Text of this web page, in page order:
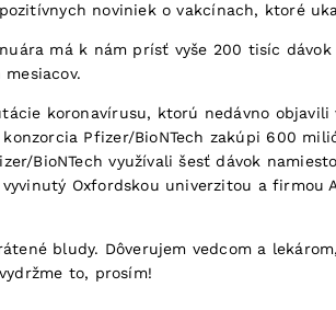
noviniek o vakcínach, ktoré
má k nám prísť vyše 200 tisíc
koronavírusu, ktorú nedávno
Pfizer/BioNTech zakúpi 600
BioNTech využívali šesť dávok
Oxfordskou univerzitou a firmou
bludy. Dôverujem vedcom a
to, prosím!